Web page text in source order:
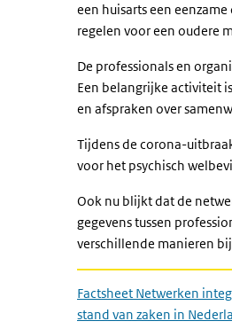
een huisarts een
regelen voor een oudere
De professionals en
Een belangrijke activiteit
en afspraken over
Tijdens de corona-
voor het psychisch
Ook nu blijkt dat de
gegevens tussen
verschillende manieren
Factsheet Netwerken
stand van zaken in